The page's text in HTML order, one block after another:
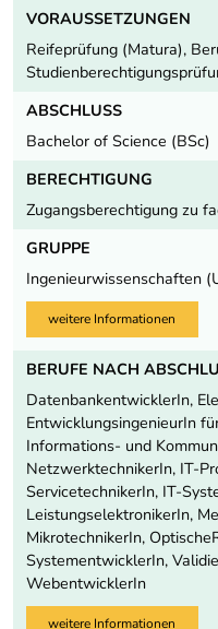
VORAUSSETZUNGEN
Reifeprüfung (Matura),
ABSCHLUSS
Bachelor of Science (BSc)
BERECHTIGUNG
Zugangsberechtigung zu
GRUPPE
Ingenieurwissenschaften
weitere Informationen
BERUFE NACH
DatenbankentwicklerIn,
EntwicklungsingenieurIn
Informations- und
NetzwerktechnikerIn, IT-
ServicetechnikerIn, IT-
LeistungselektronikerIn,
MikrotechnikerIn,
SystementwicklerIn,
WebentwicklerIn
weitere Informationen